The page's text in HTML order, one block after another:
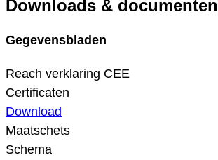
Downloads & documenten
Gegevensbladen
Reach verklaring CEE
Certificaten
Download
Maatschets
Schema